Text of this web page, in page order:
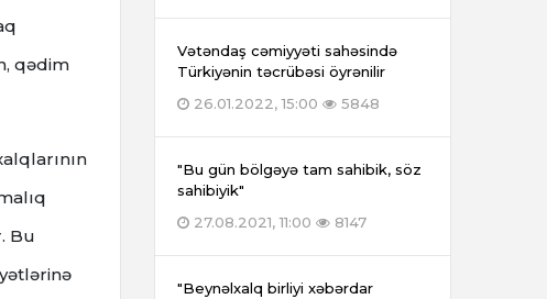
qədim
Bu
Vətəndaş cəmiyyəti sahəsində
Türkiyənin təcrübəsi öyrənilir
26.01.2022, 15:00
5848
"Bu gün bölgəyə tam sahibik, söz
sahibiyik"
27.08.2021, 11:00
8147
"Beynəlxalq birliyi xəbərdar